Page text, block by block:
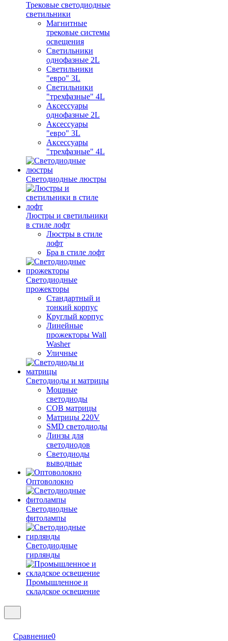
Трековые светодиодные
светильники
Магнитные
трековые системы
освещения
Светильники
однофазные 2L
Светильники
"евро" 3L
Светильники
"трехфазные" 4L
Аксессуары
однофазные 2L
Аксессуары
"евро" 3L
Аксессуары
"трехфазные" 4L
Светодиодные люстры
Люстры и светильники
в стиле лофт
Люстры в стиле
лофт
Бра в стиле лофт
Светодиодные
прожекторы
Стандартный и
тонкий корпус
Круглый корпус
Линейные
прожекторы Wall
Washer
Уличные
Светодиоды и матрицы
Мощные
светодиоды
COB матрицы
Матрицы 220V
SMD светодиоды
Линзы для
светодиодов
Светодиоды
выводные
Оптоволокно
Светодиодные
фитолампы
Светодиодные
гирлянды
Промышленное и
складское освещение
Сравнение0